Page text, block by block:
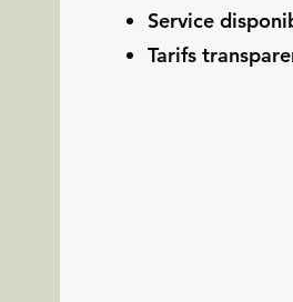
Service
Tarifs